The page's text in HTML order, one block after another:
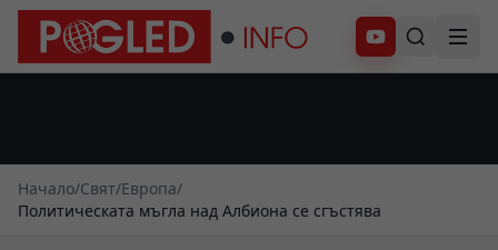
Абонирай се
Начало/Свят/Европа/
Политическата мъгла над Албиона се сгъстява